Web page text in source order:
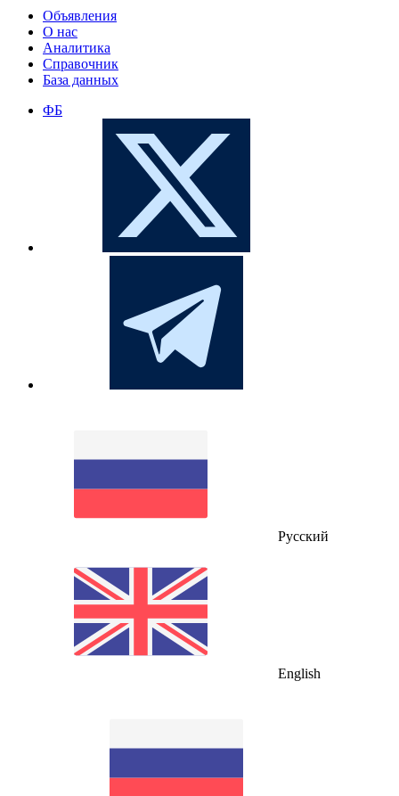
Объявления
О нас
Аналитика
Справочник
База данных
ФБ
Русский
English